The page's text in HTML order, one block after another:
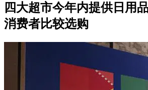
四大超市今年内提供日用
消费者比较选购